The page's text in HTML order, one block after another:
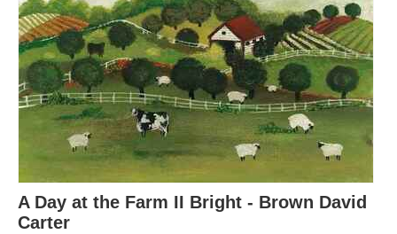
A Day at the Farm II Bright - Brown David
Carter